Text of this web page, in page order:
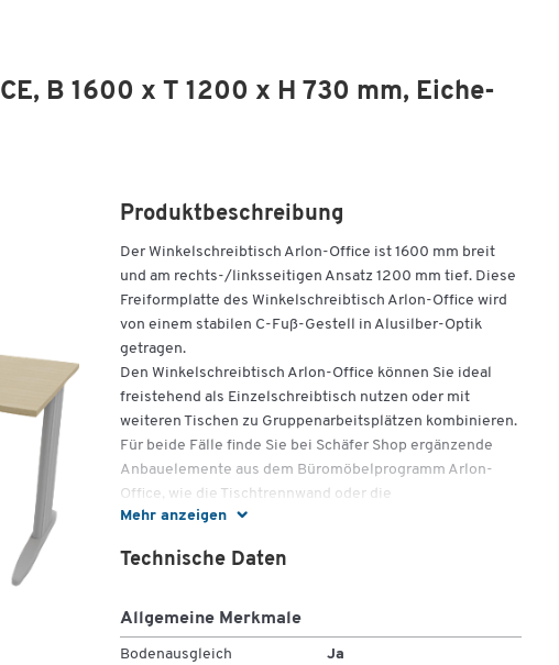
B 1600 x T 1200 x H 730 mm, Eiche-
Mehr anzeigen
Produktbeschreibung
Der Winkelschreibtisch Arlon-Office ist 1600 mm breit
und am rechts-/linksseitigen Ansatz 1200 mm tief. Diese
Freiformplatte des Winkelschreibtisch Arlon-Office wird
von einem stabilen C-Fuß-Gestell in Alusilber-Optik
getragen.
Den Winkelschreibtisch Arlon-Office können Sie ideal
freistehend als Einzelschreibtisch nutzen oder mit
weiteren Tischen zu Gruppenarbeitsplätzen kombinieren.
Für beide Fälle finde Sie bei Schäfer Shop ergänzende
Anbauelemente aus dem Büromöbelprogramm Arlon-
Office, wie die Tischtrennwand oder die
Sichtschutzblende für Ihren Sitzbereich. Darüber hinaus
klassischen Schreibtische auch, praktische
Reichweite zum Arbeitsplatz schaffen können. Die
großflächige Arbeitsplatte des Winkelschreibtischs Arlon-
Technische Daten
Allgemeine Merkmale
Bodenausgleich Ja